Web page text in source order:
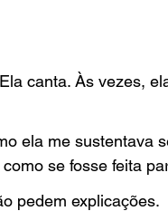
canta. Às vezes,
ela me sustentava
se fosse feita
pedem explicações.